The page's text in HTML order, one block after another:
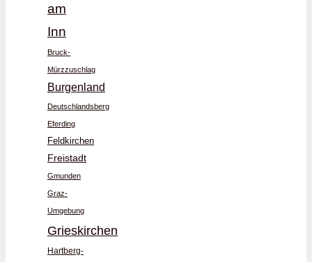
am
Inn
Bruck-
Mürzzuschlag
Burgenland
Deutschlandsberg
Eferding
Feldkirchen
Freistadt
Gmunden
Graz-
Umgebung
Grieskirchen
Hartberg-